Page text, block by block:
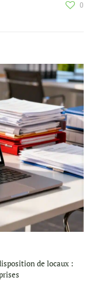
0
de locaux :